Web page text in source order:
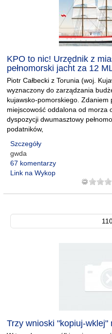
KPO to nic! Urzędnik z
pełnomorski jacht za 12
Piotr Całbecki z Torunia (woj.
wyznaczony do zarządzania
kujawsko-pomorskiego. Zdaniem
miejscowość oddalona od morza
dyspozycji dwumasztowy
podatników,
Szczegóły
gwda
67 komentarzy
Link na Wykop
Trzy wnioski "kopiuj-wklej"